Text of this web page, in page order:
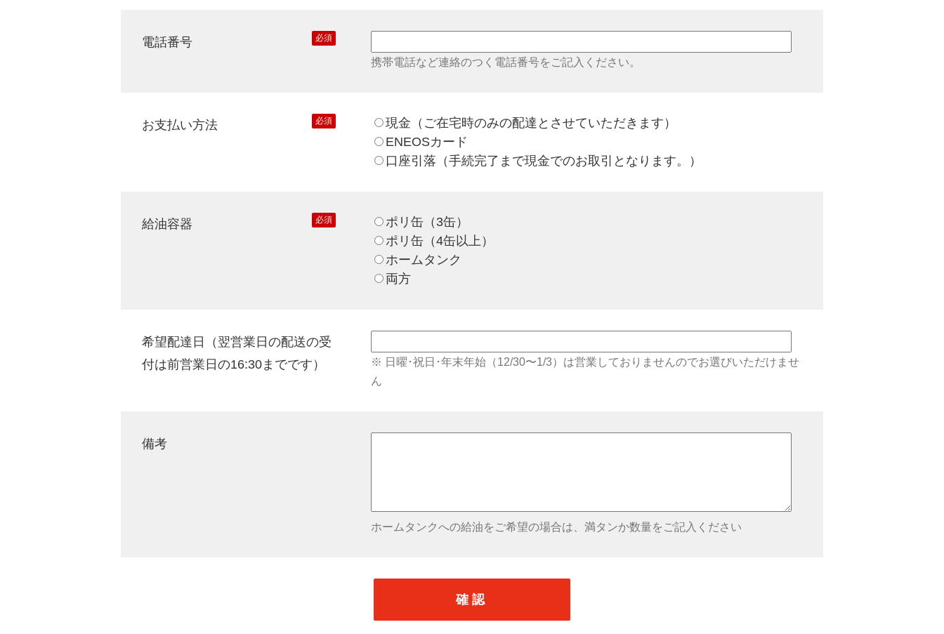
必須
電話番号
携帯電話など連絡のつく電話番号をご記入ください。
必須
お支払い方法
現金（ご在宅時のみの配達とさせていただきます）
ENEOSカード
口座引落（手続完了まで現金でのお取引となります。）
必須
給油容器
ポリ缶（3缶）
ポリ缶（4缶以上）
ホームタンク
両方
希望配達日（翌営業日の配送の受
付は前営業日の16:30までです）
※ 日曜･祝日･年末年始（12/30〜1/3）は営業しておりませんのでお選びいただけませ
ん
備考
ホームタンクへの給油をご希望の場合は、満タンか数量をご記入ください
確認